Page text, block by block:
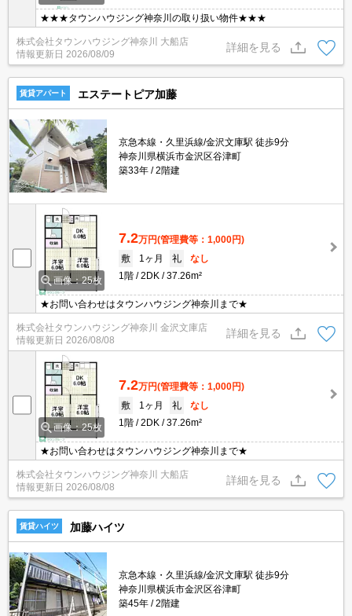
★★★タウンハウジング神奈川の取り扱い物件★★★
株式会社タウンハウジング神奈川 大船店
情報更新日 2026/08/09
詳細を見る
賃貸アパート エステートピア加藤
京急本線・久里浜線/金沢文庫駅 徒歩9分
神奈川県横浜市金沢区谷津町
築33年
2階建
画像：25枚
7.2万円(管理費等：1,000円)
敷
1ヶ月 礼
なし
1階
2DK 37.26m²
★お問い合わせはタウンハウジング神奈川まで★
株式会社タウンハウジング神奈川 金沢文庫店
情報更新日 2026/08/08
詳細を見る
画像：25枚
7.2万円(管理費等：1,000円)
敷
1ヶ月 礼
なし
1階
2DK 37.26m²
★お問い合わせはタウンハウジング神奈川まで★
株式会社タウンハウジング神奈川 大船店
情報更新日 2026/08/08
詳細を見る
賃貸ハイツ 加藤ハイツ
京急本線・久里浜線/金沢文庫駅 徒歩9分
神奈川県横浜市金沢区谷津町
築45年
2階建